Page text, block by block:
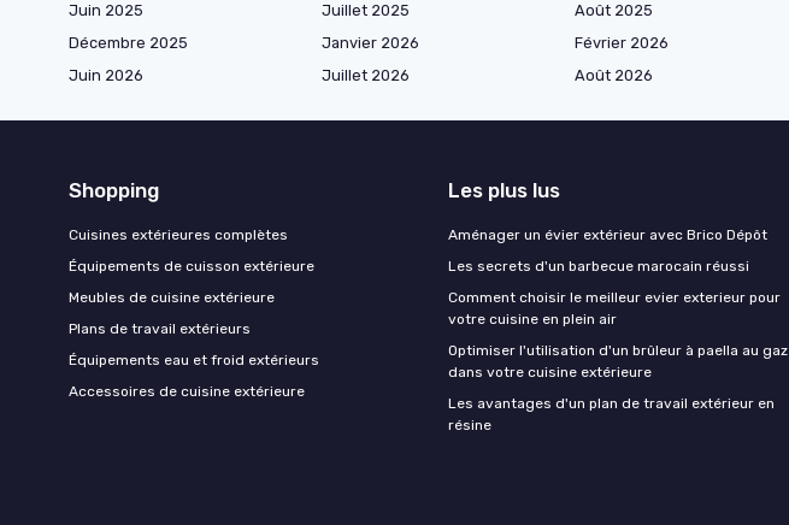
Juin 2025
Juillet 2025 Août 2025
Décembre 2025
Janvier 2026 Février 2026
Juin 2026
Juillet 2026 Août 2026
Shopping
Cuisines extérieures complètes
Équipements de cuisson extérieure
Meubles de cuisine extérieure
Plans de travail extérieurs
Équipements eau et froid extérieurs
Accessoires de cuisine extérieure
Les plus lus
Aménager un évier extérieur avec Brico Dépôt
Les secrets d'un barbecue marocain réussi
Comment choisir le meilleur evier exterieur pour
votre cuisine en plein air
Optimiser l'utilisation d'un brûleur à paella au gaz
dans votre cuisine extérieure
Les avantages d'un plan de travail extérieur en
résine